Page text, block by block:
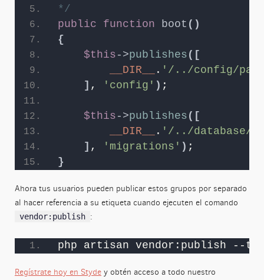
*/
public
function boot ()
{
$this ->publishes ([
__DIR__
. '/../config/
] , 'config' ) ;
$this ->publishes ([
__DIR__
. '/../database/
] , 'migrations' ) ;
}
Ahora tus usuarios pueden publicar estos grupos por separado
al hacer referencia a su etiqueta cuando ejecuten el comando
vendor:publish :
php artisan vendor:publish --
Regístrate hoy en Stydey obtén acceso a todo nuestro
Recibe consejos útiles, promos y múltiples recursos
directamente en tu correo.
Correo electronico
Nombre